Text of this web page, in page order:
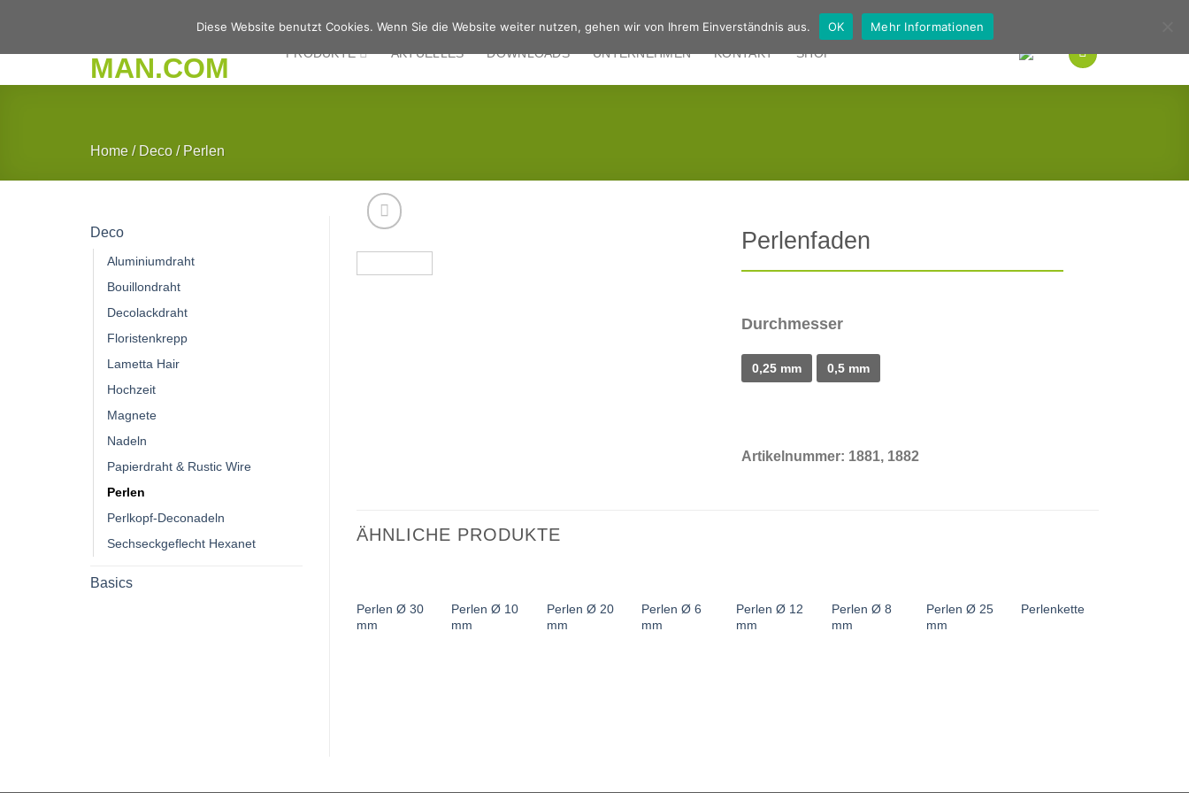
springen
Deutsch
PRODUKTE AKTUELLES DOWNLOADS UNTERNEHMEN KONTAKT SHOP
Home / Deco / Perlen
Deco
Aluminiumdraht
Bouillondraht
Decolackdraht
Floristenkrepp
Lametta Hair
Hochzeit
Magnete
Nadeln
Papierdraht & Rustic Wire
Perlen
Perlkopf-Deconadeln
Sechseckgeflecht Hexanet
Basics
Perlenfaden
Durchmesser
0,25 mm 0,5 mm
Artikelnummer: 1881, 1882
ÄHNLICHE PRODUKTE
Perlen Ø 30
mm
Perlen Ø 10
mm
Perlen Ø 20
mm
Perlen Ø 6
mm
Perlen Ø 12
mm
Perlen Ø 8
mm
Perlen Ø 25
mm
Perlenkette
Diese Website benutzt Cookies. Wenn Sie die Website weiter nutzen, gehen wir von Ihrem Einverständnis aus. OK Mehr Informationen